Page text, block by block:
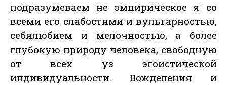
подразумеваем не эмпирическое я со
всеми его слабостями и вульгарностью,
себялюбием и мелочностью, а более
глубокую природу человека, свободную
от всех уз эгоистической
индивидуальности. Вожделения и